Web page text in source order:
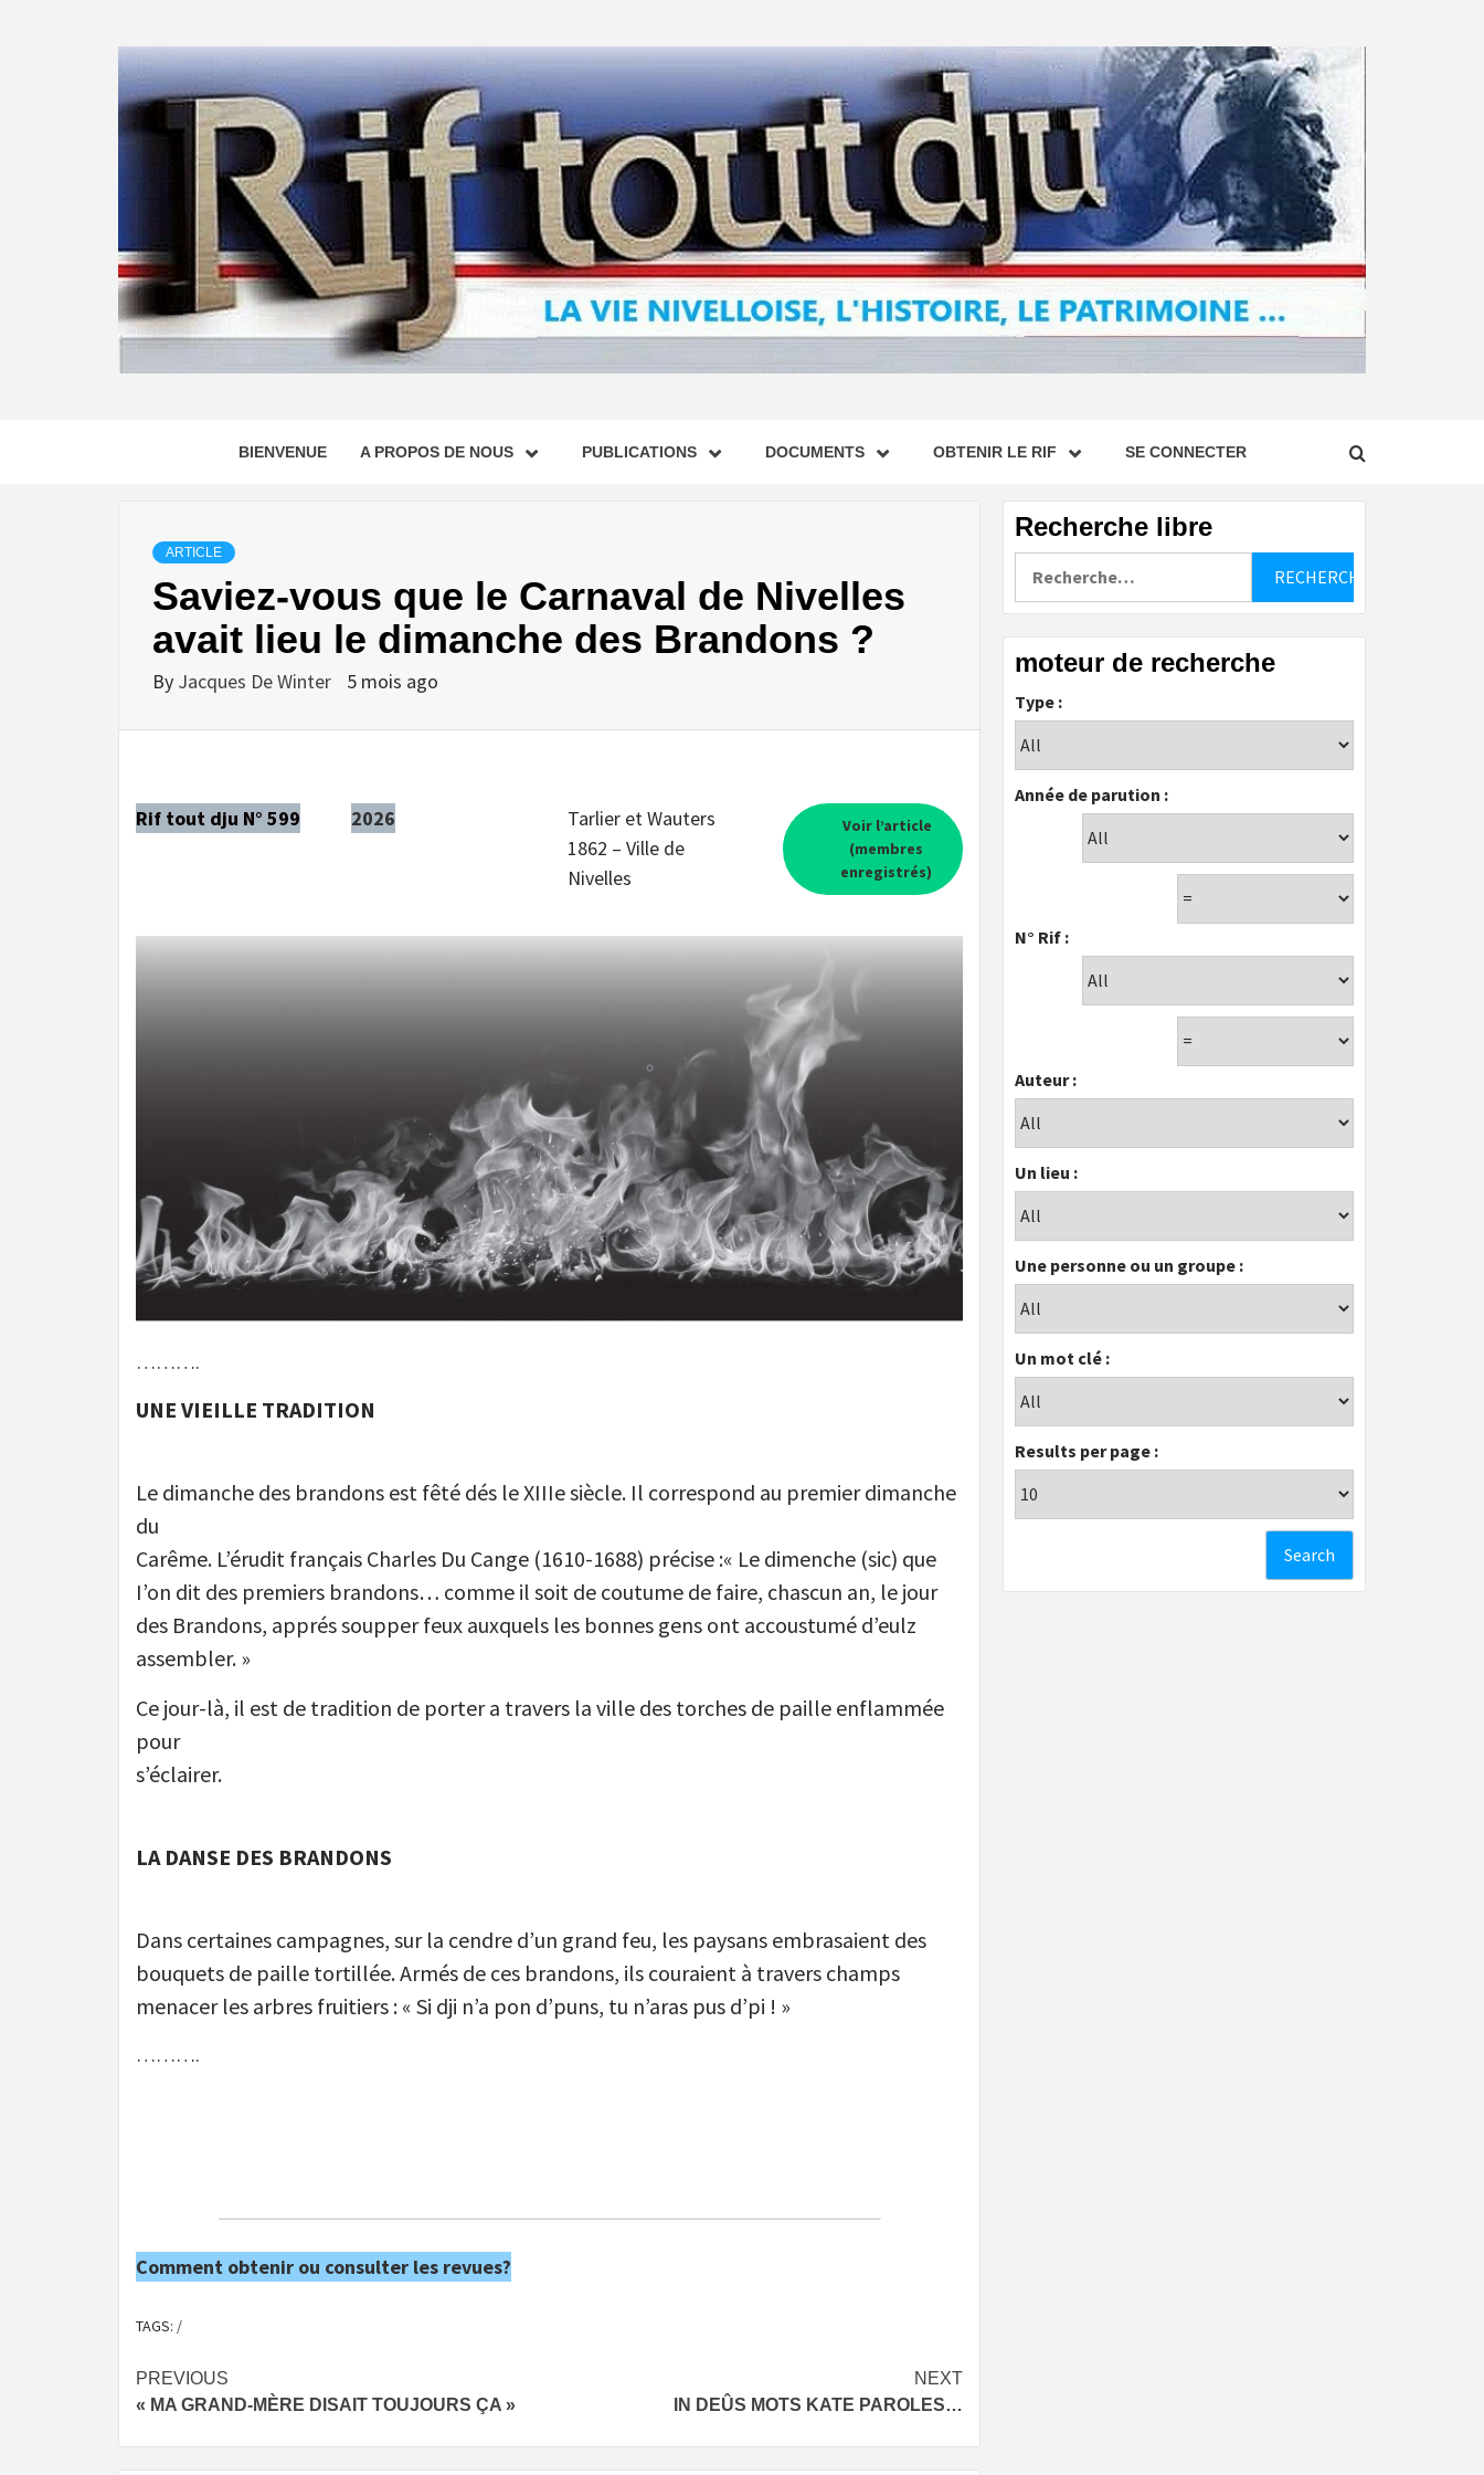
BIENVENUE A PROPOS DE NOUS PUBLICATIONS DOCUMENTS OBTENIR LE RIF SE CONNECTER
ARTICLE
Saviez-vous que le Carnaval de Nivelles
avait lieu le dimanche des Brandons ?
By Jacques De Winter 5 mois ago
Rif tout dju N° 599 2026
Tarlier et Wauters
1862 – Ville de
Nivelles
Voir l’article
(membres
enregistrés)
……….
UNE VIEILLE TRADITION
Le dimanche des brandons est fêté dés le XIIIe siècle. Il correspond au premier dimanche
du
Carême. L’érudit français Charles Du Cange (1610-1688) précise :« Le dimenche (sic) que
I’on dit des premiers brandons… comme il soit de coutume de faire, chascun an, le jour
des Brandons, apprés soupper feux auxquels les bonnes gens ont accoustumé d’eulz
assembler. »
Ce jour-là, il est de tradition de porter a travers la ville des torches de paille enflammée
pour
s’éclairer.
LA DANSE DES BRANDONS
Dans certaines campagnes, sur la cendre d’un grand feu, les paysans embrasaient des
bouquets de paille tortillée. Armés de ces brandons, ils couraient à travers champs
menacer les arbres fruitiers : « Si dji n’a pon d’puns, tu n’aras pus d’pi ! »
……….
Comment obtenir ou consulter les revues?
TAGS: /
Post
navigation
PREVIOUS
« MA GRAND-MÈRE DISAIT TOUJOURS ÇA »
NEXT
IN DEÛS MOTS KATE PAROLES…
Recherche libre
moteur de recherche
Type :
Année de parution :
N° Rif :
Auteur :
Un lieu :
Une personne ou un groupe :
Un mot clé :
Results per page :